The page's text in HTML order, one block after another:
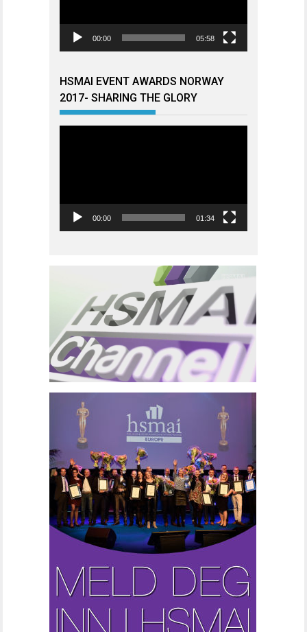
00:00 05:58
HSMAI EVENT AWARDS NORWAY
2017- SHARING THE GLORY
00:00 01:34